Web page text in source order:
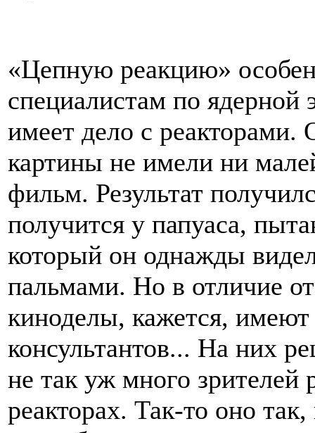
«Цепную реакцию»
специалистам по ядерной
имеет дело с
картины не имели ни
фильм. Результат
получится у папуаса,
который он однажды
пальмами. Но в отличие
киноделы, кажется,
консультантов... На них
не так уж много зрителей
реакторах. Так-то оно